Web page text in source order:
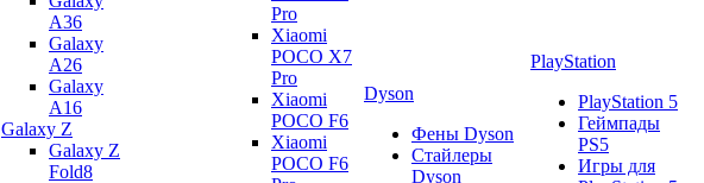
A36
Galaxy
A26
Galaxy
A16
Galaxy Z
Galaxy Z
Fold8
Pro
Xiaomi
POCO X7
Pro
Xiaomi
POCO F6
Xiaomi
POCO F6
Dyson
Фены Dyson
Стайлеры
Dyson
PlayStation
PlayStation 5
Геймпады
PS5
Игры для